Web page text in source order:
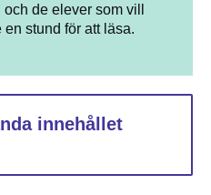
de elever som vill
stund för att läsa.
innehållet